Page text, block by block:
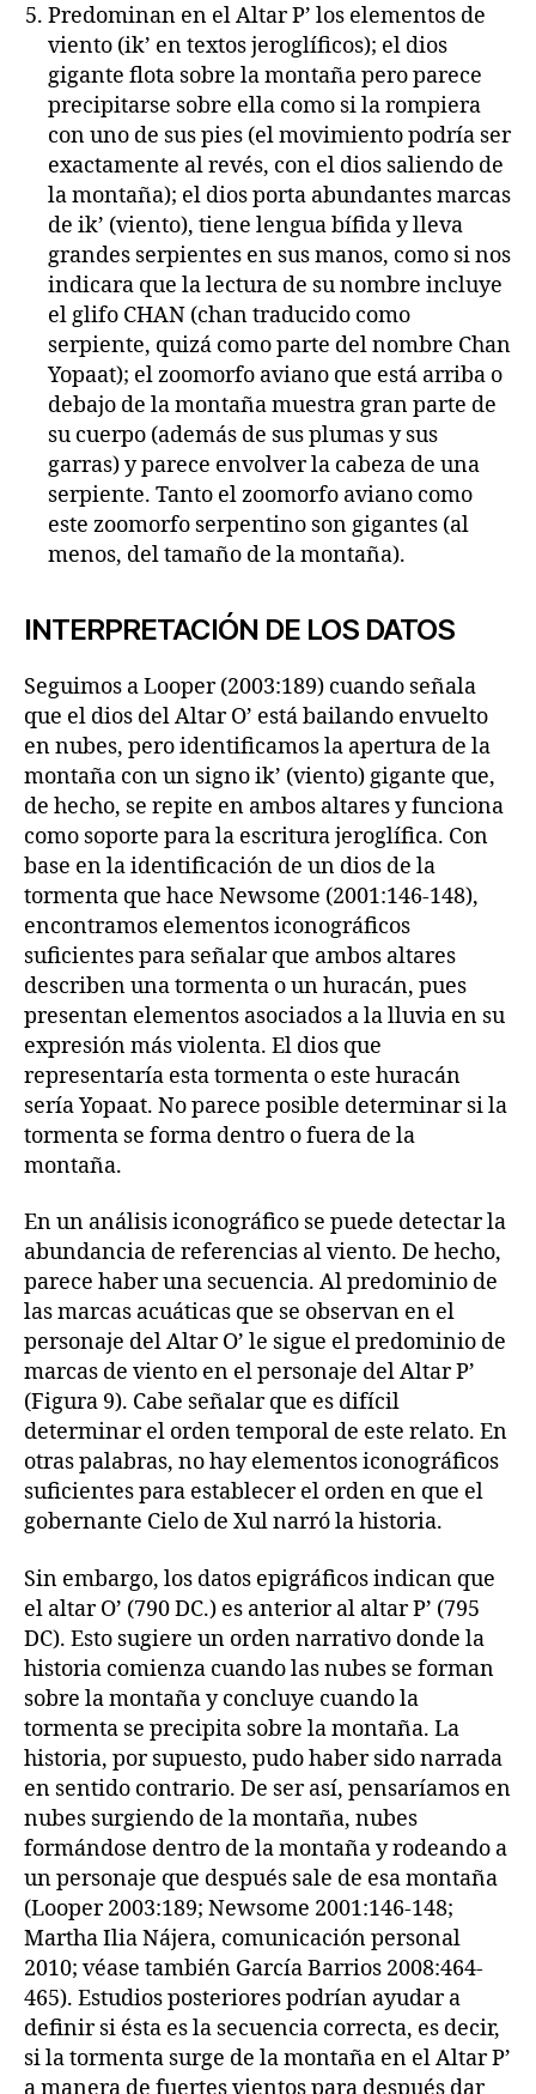
Predominan en el Altar P’ los elementos de
viento (ik’ en textos jeroglíficos); el dios
gigante flota sobre la montaña pero parece
precipitarse sobre ella como si la rompiera
con uno de sus pies (el movimiento podría ser
exactamente al revés, con el dios saliendo de
la montaña); el dios porta abundantes marcas
de ik’ (viento), tiene lengua bífida y lleva
grandes serpientes en sus manos, como si nos
indicara que la lectura de su nombre incluye
el glifo CHAN (chan traducido como
serpiente, quizá como parte del nombre Chan
Yopaat); el zoomorfo aviano que está arriba o
debajo de la montaña muestra gran parte de
su cuerpo (además de sus plumas y sus
garras) y parece envolver la cabeza de una
serpiente. Tanto el zoomorfo aviano como
este zoomorfo serpentino son gigantes (al
menos, del tamaño de la montaña).
INTERPRETACIÓN DE LOS DATOS
Seguimos a Looper (2003:189) cuando señala
que el dios del Altar O’ está bailando envuelto
en nubes, pero identificamos la apertura de la
montaña con un signo ik’ (viento) gigante que,
de hecho, se repite en ambos altares y funciona
como soporte para la escritura jeroglífica. Con
base en la identificación de un dios de la
tormenta que hace Newsome (2001:146-148),
encontramos elementos iconográficos
suficientes para señalar que ambos altares
describen una tormenta o un huracán, pues
presentan elementos asociados a la lluvia en su
expresión más violenta. El dios que
representaría esta tormenta o este huracán
sería Yopaat. No parece posible determinar si la
tormenta se forma dentro o fuera de la
montaña.
En un análisis iconográfico se puede detectar la
abundancia de referencias al viento. De hecho,
parece haber una secuencia. Al predominio de
las marcas acuáticas que se observan en el
personaje del Altar O’ le sigue el predominio de
marcas de viento en el personaje del Altar P’
(Figura 9). Cabe señalar que es difícil
determinar el orden temporal de este relato. En
otras palabras, no hay elementos iconográficos
suficientes para establecer el orden en que el
gobernante Cielo de Xul narró la historia.
Sin embargo, los datos epigráficos indican que
el altar O’ (790 DC.) es anterior al altar P’ (795
DC). Esto sugiere un orden narrativo donde la
historia comienza cuando las nubes se forman
sobre la montaña y concluye cuando la
tormenta se precipita sobre la montaña. La
historia, por supuesto, pudo haber sido narrada
en sentido contrario. De ser así, pensaríamos en
nubes surgiendo de la montaña, nubes
formándose dentro de la montaña y rodeando a
un personaje que después sale de esa montaña
(Looper 2003:189; Newsome 2001:146-148;
Martha Ilia Nájera, comunicación personal
2010; véase también García Barrios 2008:464-
465). Estudios posteriores podrían ayudar a
definir si ésta es la secuencia correcta, es decir,
si la tormenta surge de la montaña en el Altar P’
a manera de fuertes vientos para después dar